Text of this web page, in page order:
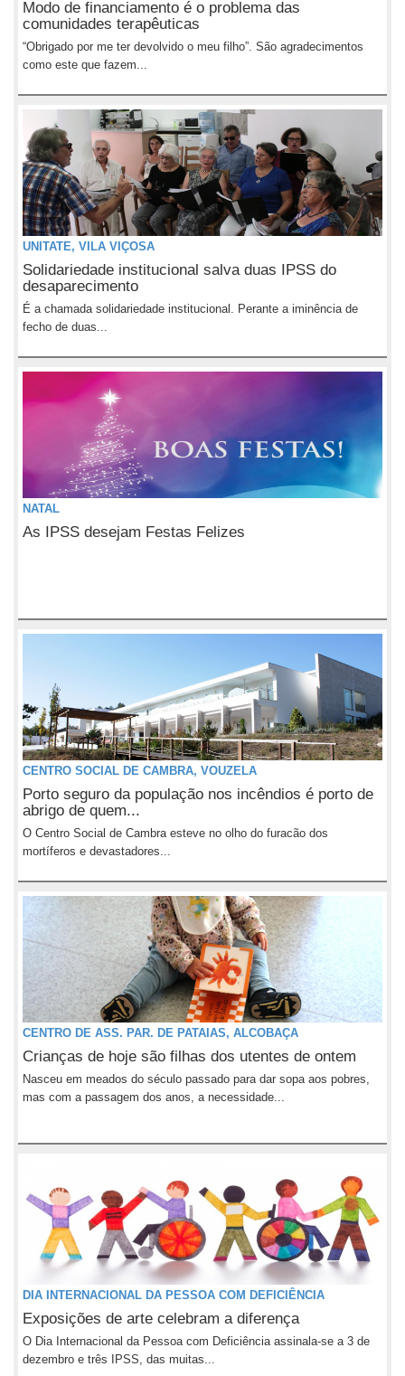
Modo de financiamento é o problema das
comunidades terapêuticas
“Obrigado por me ter devolvido o meu filho”. São agradecimentos
como este que fazem...
UNITATE, VILA VIÇOSA
Solidariedade institucional salva duas IPSS do
desaparecimento
É a chamada solidariedade institucional. Perante a iminência de
fecho de duas...
NATAL
As IPSS desejam Festas Felizes
CENTRO SOCIAL DE CAMBRA, VOUZELA
Porto seguro da população nos incêndios é porto de
abrigo de quem...
O Centro Social de Cambra esteve no olho do furacão dos
mortíferos e devastadores...
CENTRO DE ASS. PAR. DE PATAIAS, ALCOBAÇA
Crianças de hoje são filhas dos utentes de ontem
Nasceu em meados do século passado para dar sopa aos pobres,
mas com a passagem dos anos, a necessidade...
DIA INTERNACIONAL DA PESSOA COM DEFICIÊNCIA
Exposições de arte celebram a diferença
O Dia Internacional da Pessoa com Deficiência assinala-se a 3 de
dezembro e três IPSS, das muitas...